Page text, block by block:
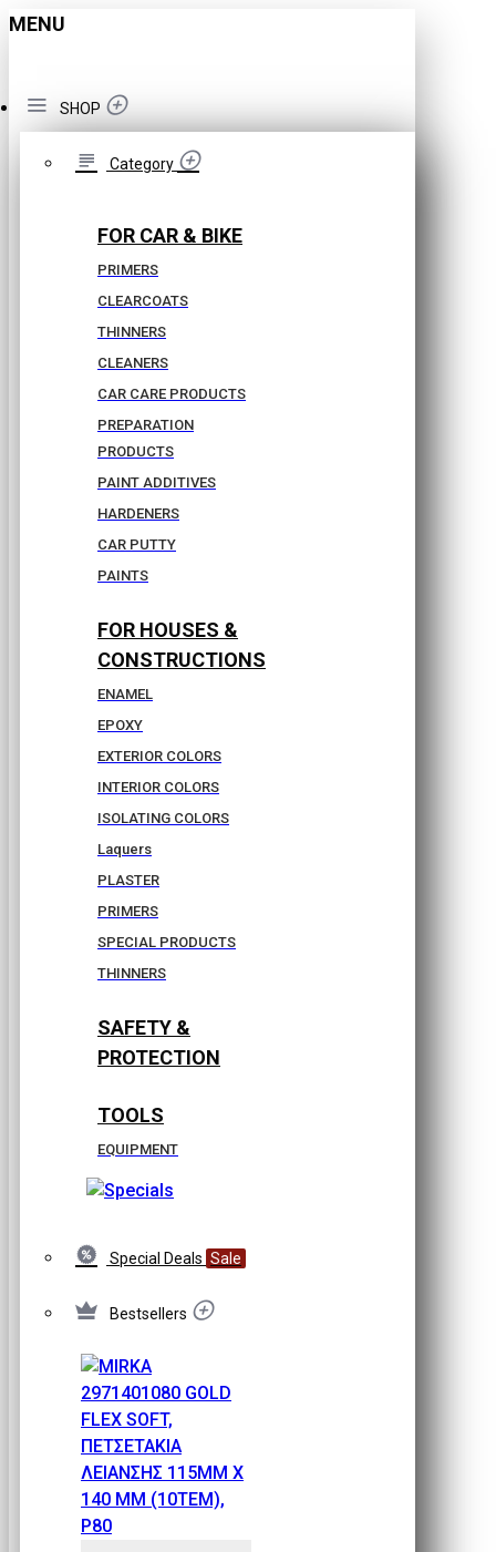
MENU
SHOP
Category
FOR CAR & BIKE
PRIMERS
CLEARCOATS
THINNERS
CLEANERS
CAR CARE PRODUCTS
PREPARATION
PRODUCTS
PAINT ADDITIVES
HARDENERS
CAR PUTTY
PAINTS
FOR HOUSES &
CONSTRUCTIONS
ENAMEL
EPOXY
EXTERIOR COLORS
INTERIOR COLORS
ISOLATING COLORS
Laquers
PLASTER
PRIMERS
SPECIAL PRODUCTS
THINNERS
SAFETY &
PROTECTION
TOOLS
EQUIPMENT
Special Deals Sale
Bestsellers